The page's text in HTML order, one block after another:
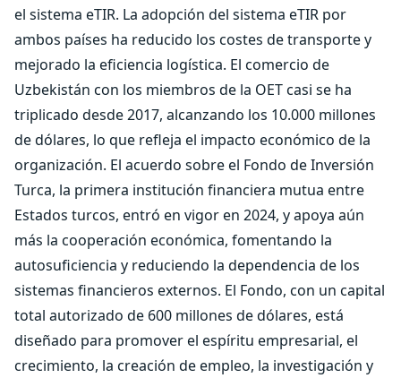
el sistema eTIR. La adopción del sistema eTIR por
ambos países ha reducido los costes de transporte y
mejorado la eficiencia logística. El comercio de
Uzbekistán con los miembros de la OET casi se ha
triplicado desde 2017, alcanzando los 10.000 millones
de dólares, lo que refleja el impacto económico de la
organización. El acuerdo sobre el Fondo de Inversión
Turca, la primera institución financiera mutua entre
Estados turcos, entró en vigor en 2024, y apoya aún
más la cooperación económica, fomentando la
autosuficiencia y reduciendo la dependencia de los
sistemas financieros externos. El Fondo, con un capital
total autorizado de 600 millones de dólares, está
diseñado para promover el espíritu empresarial, el
crecimiento, la creación de empleo, la investigación y